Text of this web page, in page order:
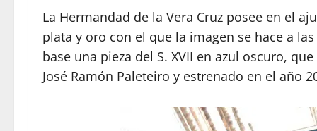
La Hermandad de la Vera Cruz posee en el
plata y oro con el que la imagen se hace a
base una pieza del S. XVII en azul oscuro,
José Ramón Paleteiro y estrenado en el año